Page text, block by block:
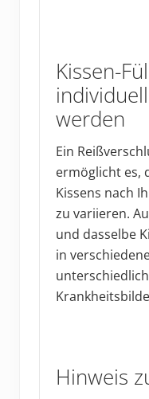
Kissen-
werden
Ein
ermöglicht es,
Kissens nach
zu variieren.
und dasselbe
in
Hinweis